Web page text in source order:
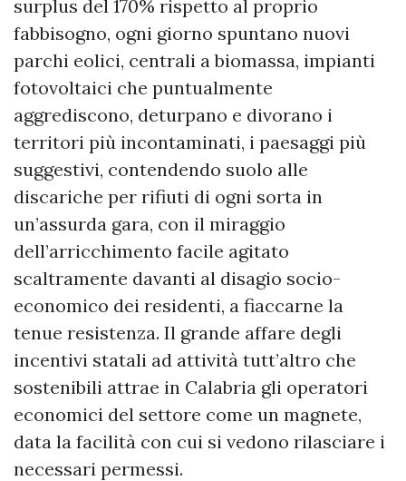
surplus del 170% rispetto al proprio
fabbisogno, ogni giorno spuntano nuovi
parchi eolici, centrali a biomassa, impianti
fotovoltaici che puntualmente
aggrediscono, deturpano e divorano i
territori più incontaminati, i paesaggi più
suggestivi, contendendo suolo alle
discariche per rifiuti di ogni sorta in
un’assurda gara, con il miraggio
dell’arricchimento facile agitato
scaltramente davanti al disagio socio-
economico dei residenti, a fiaccarne la
tenue resistenza. Il grande affare degli
incentivi statali ad attività tutt’altro che
sostenibili attrae in Calabria gli operatori
economici del settore come un magnete,
data la facilità con cui si vedono rilasciare i
necessari permessi.